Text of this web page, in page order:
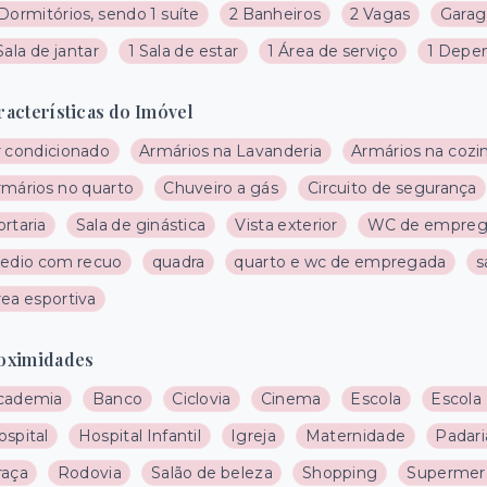
sendo 1 suíte 2 Banheiros 2 Vagas
de jantar
1 Sala de estar 1 Área de serviço 1
do Imóvel
condicionado Armários na Lavanderia
Armários na
no quarto
Chuveiro a gás
Circuito de segurança
Sala de ginástica Vista exterior
WC de
com recuo
quadra quarto e wc de empregada
esportiva
Banco Ciclovia Cinema Escola
Hospital Infantil Igreja Maternidade
Rodovia Salão de beleza Shopping